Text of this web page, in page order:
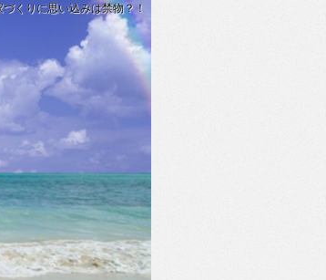
づくりに思い込みは禁物？！